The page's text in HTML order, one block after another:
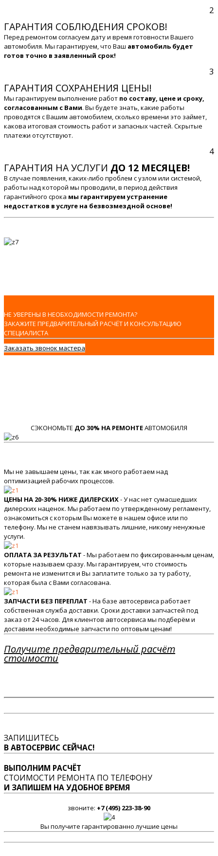
2
ГАРАНТИЯ СОБЛЮДЕНИЯ СРОКОВ!
Перед ремонтом согласуем дату и время готовности Вашего
автомобиля. Мы гарантируем, что Ваш автомобиль будет
готов точно в заявленный срок!
3
ГАРАНТИЯ СОХРАНЕНИЯ ЦЕНЫ!
Мы гарантируем выполнение работ по составу, цене и сроку,
согласованным с Вами. Вы будете знать, какие работы
проводятся с Вашим автомобилем, сколько времени это займет,
какова итоговая стоимость работ и запасных частей. Скрытые
платежи отсутствуют.
4
ГАРАНТИЯ НА УСЛУГИ ДО 12 МЕСЯЦЕВ!
В случае появления, каких-либо проблем с узлом или системой,
работы над которой мы проводили, в период действия
гарантийного срока мы гарантируем устранение
недостатков в услуге на безвозмездной основе!
НЕ УВЕРЕНЫ В НЕОБХОДИМОСТИ РЕМОНТА?
ЗАКАЖИТЕ ПРЕДВАРИТЕЛЬНЫЙ РАСЧЁТ И КОНСУЛЬТАЦИЮ
СПЕЦИАЛИСТА
Заказать звонок мастера
СЭКОНОМЬТЕ ДО 30% НА РЕМОНТЕАВТОМОБИЛЯ
Мы не завышаем цены, так как много работаем над
оптимизацией рабочих процессов.
ЦЕНЫ НА 20-30% НИЖЕ ДИЛЕРСКИХ- У нас нет сумасшедших
дилерских наценок. Мы работаем по утвержденному регламенту,
ознакомиться с которым Вы можете в нашем офисе или по
телефону. Мы не станем навязывать лишние, никому ненужные
услуги.
ОПЛАТА ЗА РЕЗУЛЬТАТ - Мы работаем по фиксированным ценам,
которые называем сразу. Мы гарантируем, что стоимость
ремонта не изменится и Вы заплатите только за ту работу,
которая была с Вами согласована.
ЗАПЧАСТИ БЕЗ ПЕРЕПЛАТ - На базе автосервиса работает
собственная служба доставки. Сроки доставки запчастей под
заказ от 24 часов. Для клиентов автосервиса мы подберём и
доставим необходимые запчасти по оптовым ценам!
Получите предварительный расчёт
стоимости
ЗАПИШИТЕСЬ
В АВТОСЕРВИС СЕЙЧАС!
ВЫПОЛНИМ РАСЧЁТ
СТОИМОСТИ РЕМОНТА ПО ТЕЛЕФОНУ
И ЗАПИШЕМ НА УДОБНОЕ ВРЕМЯ
звоните: +7 (495) 223-38-90
Вы получите гарантированно лучшие цены